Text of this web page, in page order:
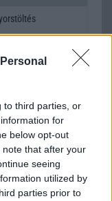
to third parties, or
for
below opt-out
that after your
seeing
utilized by
parties prior to